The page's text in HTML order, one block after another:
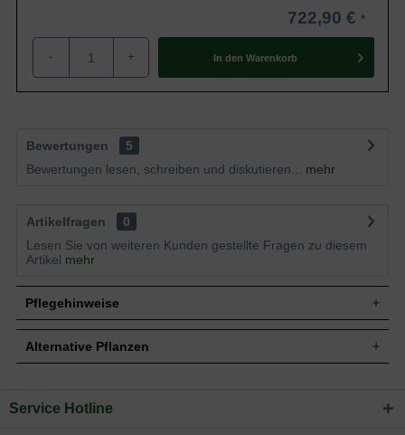
722,90 €
- + In den Warenkorb
Bewertungen
5
Bewertungen lesen, schreiben und diskutieren...
mehr
Artikelfragen
0
Lesen Sie von weiteren Kunden gestellte Fragen zu diesem
Artikel mehr
Pflegehinweise
Pflanz- und Pflegetipps Acer rubrum 'Morgan' /
Alternative Pflanzen
Sie suchen eine Alternative?
Service Hotline